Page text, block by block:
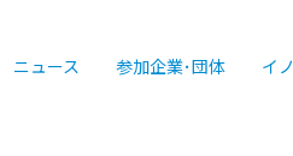
ニュース 参加企業･団体 イ